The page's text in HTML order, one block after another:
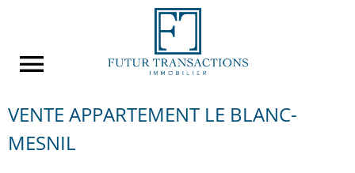
VENTE APPARTEMENT LE BLANC-
MESNIL